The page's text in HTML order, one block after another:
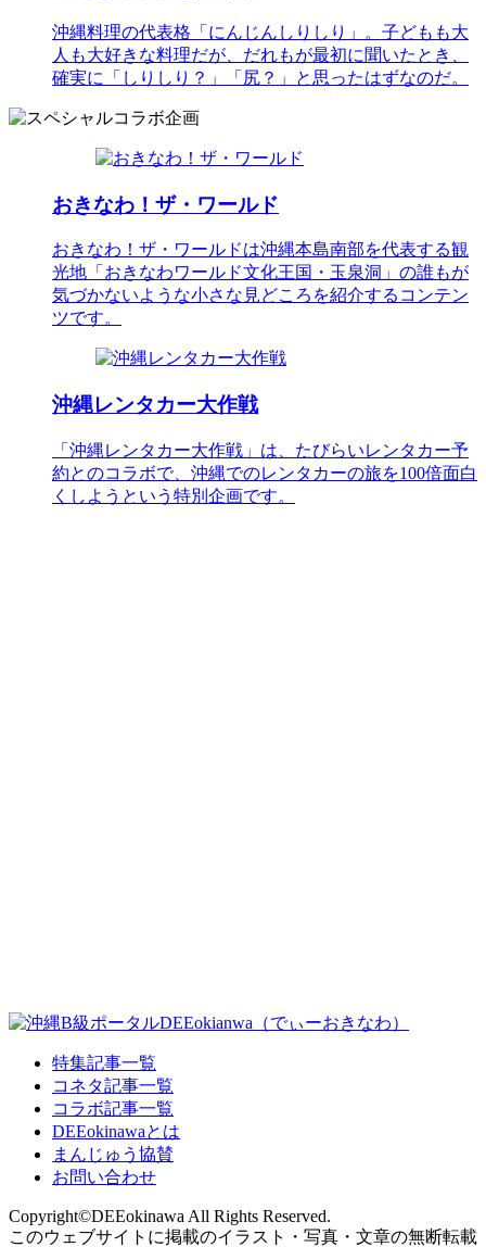
沖縄料理の代表格「にんじんしりしり」。子どもも大
人も大好きな料理だが、だれもが最初に聞いたとき、
確実に「しりしり？」「尻？」と思ったはずなのだ。
おきなわ！ザ・ワールド
おきなわ！ザ・ワールドは沖縄本島南部を代表する観
光地「おきなわワールド文化王国・玉泉洞」の誰もが
気づかないような小さな見どころを紹介するコンテン
ツです。
沖縄レンタカー大作戦
「沖縄レンタカー大作戦」は、たびらいレンタカー予
約とのコラボで、沖縄でのレンタカーの旅を100倍面白
くしようという特別企画です。
特集記事一覧
コネタ記事一覧
コラボ記事一覧
DEEokinawaとは
まんじゅう協賛
お問い合わせ
Copyright©DEEokinawa All Rights Reserved.
このウェブサイトに掲載のイラスト・写真・文章の無断転載